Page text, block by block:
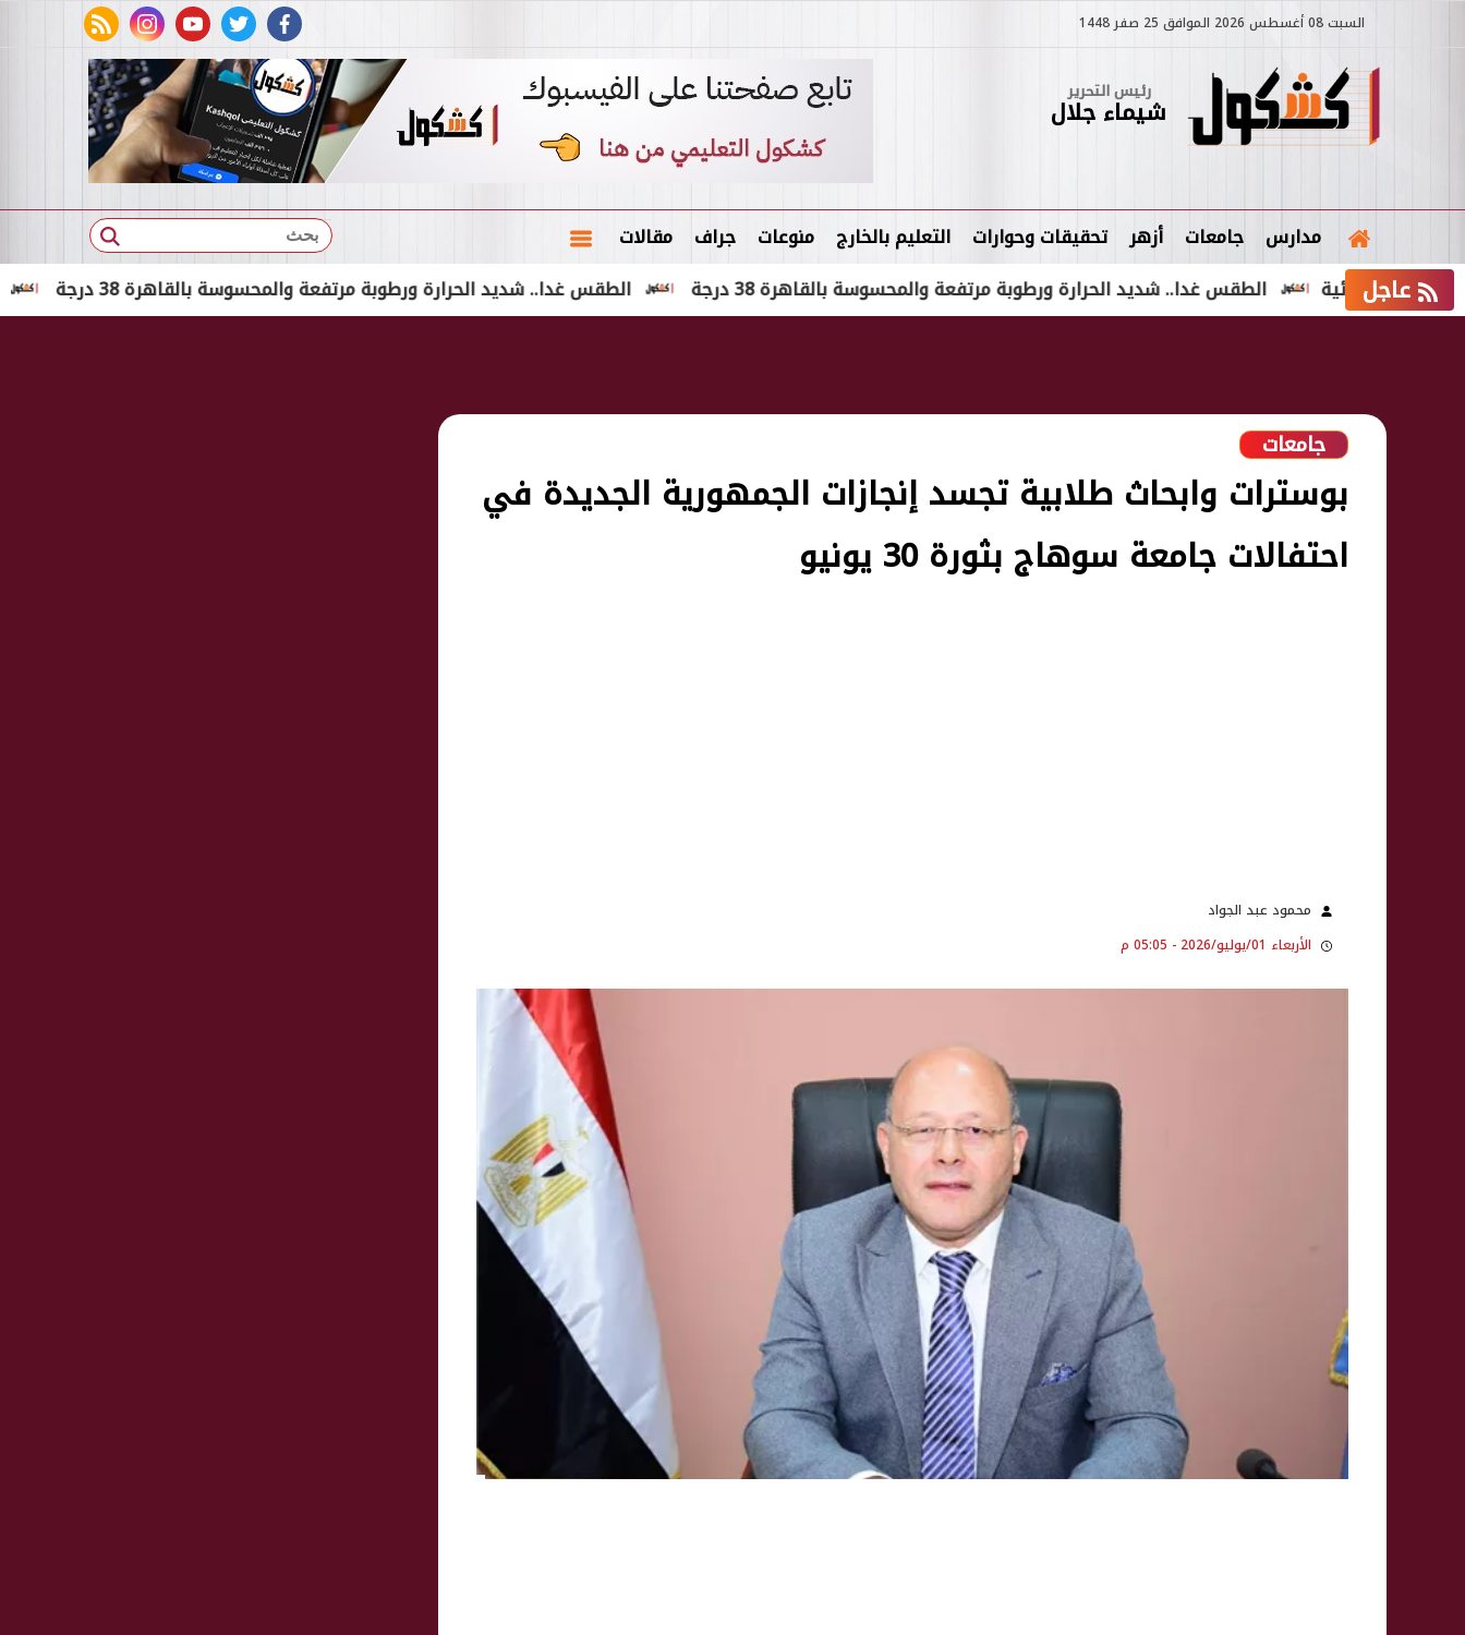
السبت 08 أغسطس 2026 الموافق 25 صفر 1448
facebook
twitter
youtube
instagram
rss feed
رئيس التحرير
شيماء جلال
مدارس جامعات أزهر تحقيقات وحوارات التعليم بالخارج منوعات جراف مقالات بحث
عاجل القبض الطقس غدا.. شديد الحرارة ورطوبة مرتفعة والمحسوسة بالقاهرة 38 درجة الطقس غدا.. شديد الحرارة ورطوبة مرتفعة والمحسوسة بالقاهرة 38 درجة قضائية
جامعات
بوسترات وابحاث طلابية تجسد إنجازات الجمهورية الجديدة في
احتفالات جامعة سوهاج بثورة 30 يونيو
محمود عبد الجواد
الأربعاء 01/يوليو/2026 - 05:05 م